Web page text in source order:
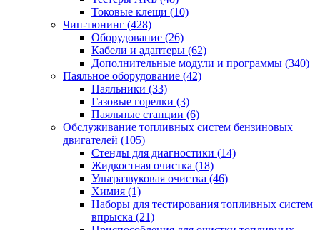
Токовые клещи (10)
Чип-тюнинг (428)
Оборудование (26)
Кабели и адаптеры (62)
Дополнительные модули и программы (340)
Паяльное оборудование (42)
Паяльники (33)
Газовые горелки (3)
Паяльные станции (6)
Обслуживание топливных систем бензиновых
двигателей (105)
Стенды для диагностики (14)
Жидкостная очистка (18)
Ультразвуковая очистка (46)
Химия (1)
Наборы для тестирования топливных систем
впрыска (21)